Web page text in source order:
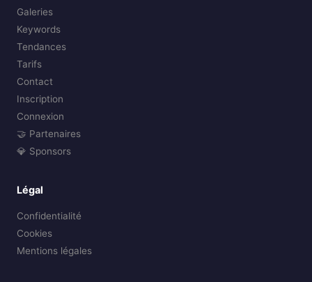
Galeries
Keywords
Tendances
Tarifs
Contact
Inscription
Connexion
🤝 Partenaires
💎 Sponsors
Légal
Confidentialité
Cookies
Mentions légales